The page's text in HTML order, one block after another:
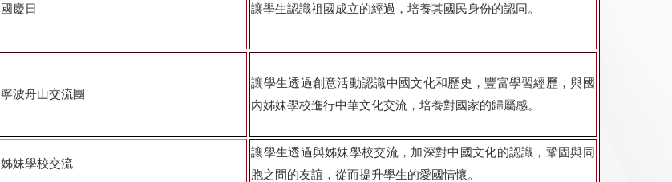
國慶日 讓學生認識祖國成立的經過，培養其國民身份的認同。
寧波舟山交流團
讓學生透過創意活動認識中國文化和歷史，豐富學習經歷，與國
內姊妹學校進行中華文化交流，培養對國家的歸屬感。
姊妹學校交流
讓學生透過與姊妹學校交流，加深對中國文化的認識，鞏固與同
胞之間的友誼，從而提升學生的愛國情懷。